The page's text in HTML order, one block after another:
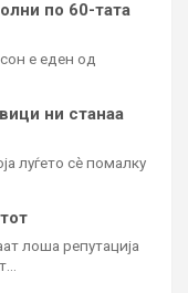
по 60-тата
е еден од
ни станаа
луѓето сè помалку
лоша репутација